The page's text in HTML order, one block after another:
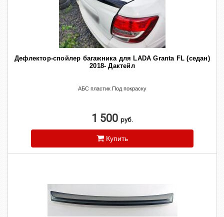
Дефлектор-спойлер багажника для LADA Granta FL (седан)
2018- Дактейл
АБС пластик Под покраску
1 500 руб.
Купить